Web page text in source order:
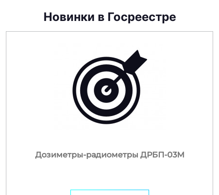
Новинки в Госреестре
Дозиметры-радиометры ДРБП-03М